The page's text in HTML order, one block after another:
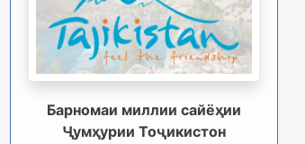
Барномаи миллии сайёҳии
Ҷумҳурии Тоҷикистон